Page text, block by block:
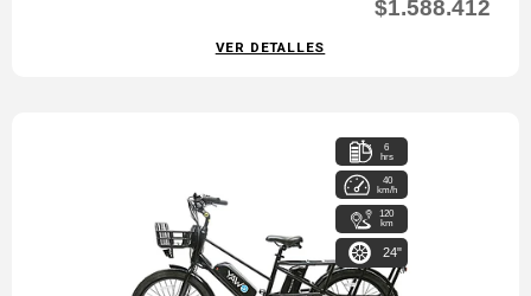
$1.588.412
VER DETALLES
6
hrs
40
km/h
120
km
24"